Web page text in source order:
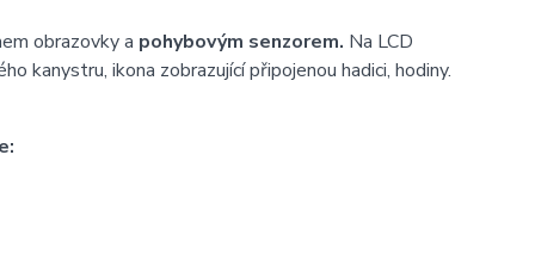
obrazovky a pohybovým senzorem. Na LCD
kanystru, ikona zobrazující připojenou hadici, hodiny.